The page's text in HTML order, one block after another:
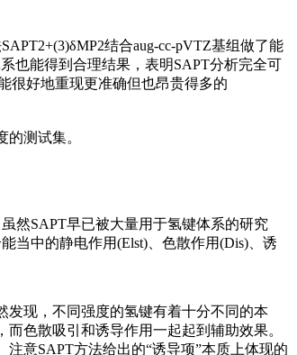
结合aug-cc-pVTZ基组做了能
也能得到合理结果，表明SAPT分析完全可
很好地重现更准确但也昂贵得多的
测试集。
然SAPT早已被大量用于氢键体系的研究
当中的静电作用(Elst)、色散作用(Dis)、诱
发现，不同强度的氢键有着十分不同的本
色散吸引和诱导作用一起起到辅助效果。
意SAPT方法给出的“诱导项”本质上体现的